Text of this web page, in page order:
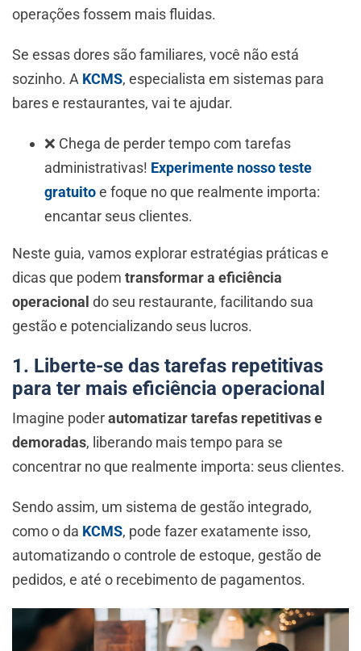
operações fossem mais fluidas.
Se essas dores são familiares, você não está
sozinho. A KCMS, especialista em sistemas para
bares e restaurantes, vai te ajudar.
❌ Chega de perder tempo com tarefas
administrativas! Experimente nosso teste
gratuitoe foque no que realmente importa:
encantar seus clientes.
Neste guia, vamos explorar estratégias práticas e
dicas que podem transformar a eficiência
operacional do seu restaurante, facilitando sua
gestão e potencializando seus lucros.
1. Liberte-se das tarefas repetitivas
para ter mais eficiência operacional
Imagine poderautomatizar tarefas repetitivas e
demoradas, liberando mais tempo para se
concentrar no que realmente importa: seus clientes.
Sendo assim, um sistema de gestão integrado,
como o da KCMS, pode fazer exatamente isso,
automatizando o controle de estoque, gestão de
pedidos, e até o recebimento de pagamentos.